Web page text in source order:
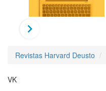
Revistas Harvard Deusto
VK